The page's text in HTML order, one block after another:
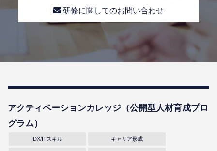
研修に関してのお問い合わせ
アクティベーションカレッジ（公開型⼈材育成プロ
グラム）
DX/ITスキル キャリア形成